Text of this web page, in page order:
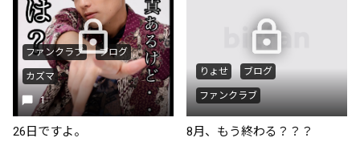
ファンクラブ ブログ
カズマ
1
26日ですよ。
りょせ ブログ
ファンクラブ
8月、もう終わる？？？